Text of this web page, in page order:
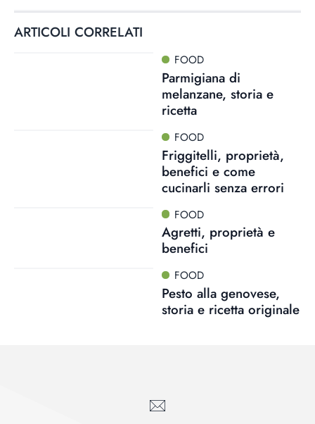
ARTICOLI CORRELATI
FOOD
Parmigiana di
melanzane, storia e
ricetta
FOOD
Friggitelli, proprietà,
benefici e come
cucinarli senza errori
FOOD
Agretti, proprietà e
benefici
FOOD
Pesto alla genovese,
storia e ricetta originale